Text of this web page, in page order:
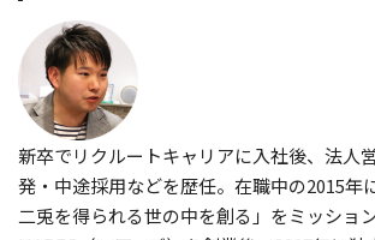
新卒でリクルートキャリアに入社後、法人
発・中途採用などを歴任。在職中の2015年
二兎を得られる世の中を創る」をミッショ